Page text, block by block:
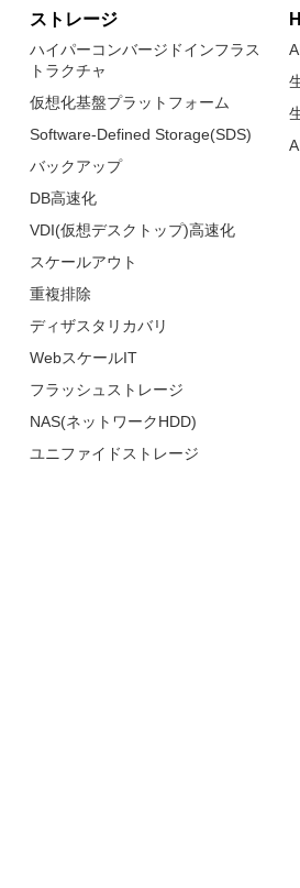
ストレージ
ハイパーコンバージドインフラス
トラクチャ
仮想化基盤プラットフォーム
Software-Defined Storage(SDS)
バックアップ
DB高速化
VDI(仮想デスクトップ)高速化
スケールアウト
重複排除
ディザスタリカバリ
WebスケールIT
フラッシュストレージ
NAS(ネットワークHDD)
ユニファイドストレージ